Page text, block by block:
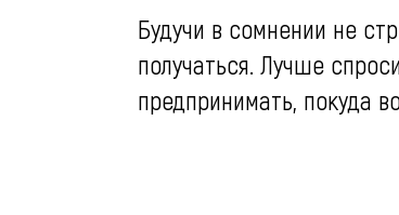
Будучи в сомнении не
получаться. Лучше
предпринимать, покуда